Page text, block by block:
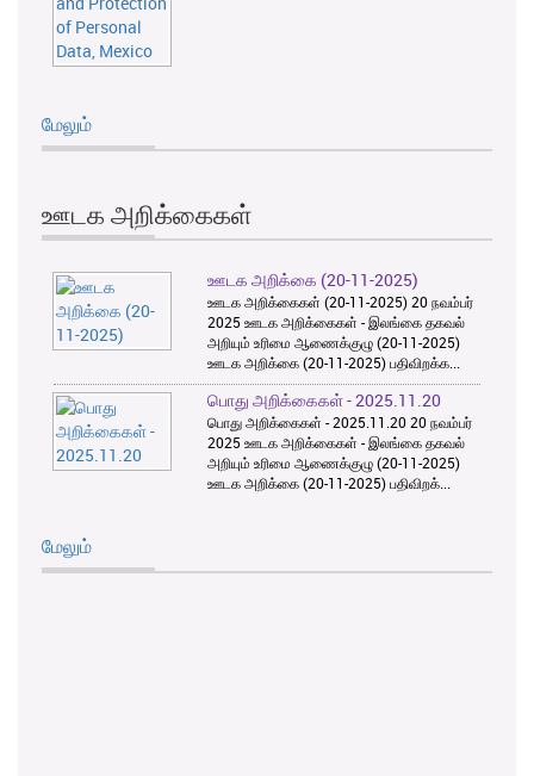
மேலும்
ஊடக அறிக்கைகள்
ஊடக அறிக்கை (20-11-2025)
ஊடக அறிக்கைகள் (20-11-2025) 20 நவம்பர்
2025 ஊடக அறிக்கைகள் - இலங்கை தகவல்
அறியும் உரிமை ஆணைக்குழு (20-11-2025)
ஊடக அறிக்கை (20-11-2025) பதிவிறக்க...
பொது அறிக்கைகள் - 2025.11.20
பொது அறிக்கைகள் - 2025.11.20 20 நவம்பர்
2025 ஊடக அறிக்கைகள் - இலங்கை தகவல்
அறியும் உரிமை ஆணைக்குழு (20-11-2025)
ஊடக அறிக்கை (20-11-2025) பதிவிறக்...
மேலும்